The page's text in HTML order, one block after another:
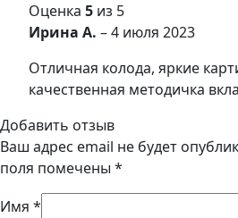
Оценка 5 из 5
Ирина А. –4 июля 2023
Отличная колода, яркие
качественная методичка
Добавить отзыв
Ваш адрес email не будет
поля помечены *
Имя *